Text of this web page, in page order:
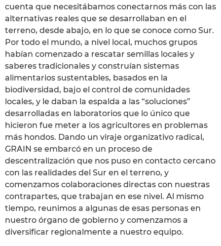
cuenta que necesitábamos conectarnos más con las
alternativas reales que se desarrollaban en el
terreno, desde abajo, en lo que se conoce como Sur.
Por todo el mundo, a nivel local, muchos grupos
habían comenzado a rescatar semillas locales y
saberes tradicionales y construían sistemas
alimentarios sustentables, basados en la
biodiversidad, bajo el control de comunidades
locales, y le daban la espalda a las “soluciones”
desarrolladas en laboratorios que lo único que
hicieron fue meter a los agricultores en problemas
más hondos. Dando un viraje organizativo radical,
GRAIN se embarcó en un proceso de
descentralización que nos puso en contacto cercano
con las realidades del Sur en el terreno, y
comenzamos colaboraciones directas con nuestras
contrapartes, que trabajan en ese nivel. Al mismo
tiempo, reunimos a algunas de esas personas en
nuestro órgano de gobierno y comenzamos a
diversificar regionalmente a nuestro equipo.